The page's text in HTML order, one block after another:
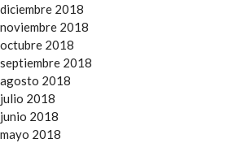
diciembre 2018
noviembre 2018
octubre 2018
septiembre 2018
agosto 2018
julio 2018
junio 2018
mayo 2018